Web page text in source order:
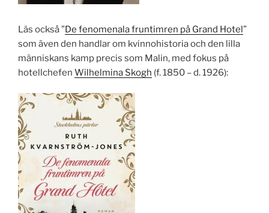
Läs också ”De fenomenala fruntimren på Grand Hotel”
som även den handlar om kvinnohistoria och den lilla
människans kamp precis som Malin, med fokus på
hotellchefen Wilhelmina Skogh (f. 1850 – d. 1926):